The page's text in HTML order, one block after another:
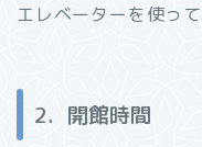
エレベーターを使っ
2．開館時間